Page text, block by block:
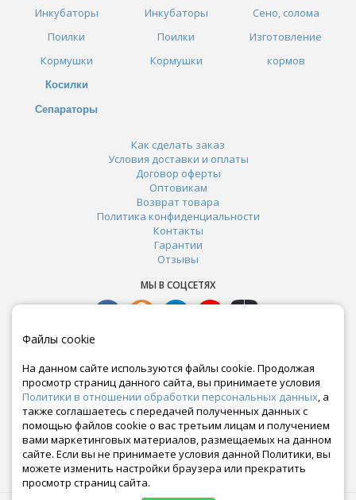
Инкубаторы
Поилки
Кормушки
Косилки
Сепараторы
Инкубаторы
Поилки
Кормушки
Сено, солома
Изготовление
кормов
Как сделать заказ
Условия доставки и оплаты
Договор оферты
Оптовикам
Возврат товара
Политика конфиденциальности
Контакты
Гарантии
Отзывы
МЫ В СОЦСЕТЯХ
Почта:
crazy-ferma@yandex.ru
Файлы cookie
На данном сайте используются файлы cookie. Продолжая
просмотр страниц данного сайта, вы принимаете условия
Политики в отношении обработки персональных данных, а
также соглашаетесь с передачей полученных данных с
помощью файлов cookie о вас третьим лицам и получением
вами маркетинговых материалов, размещаемых на данном
сайте. Если вы не принимаете условия данной Политики, вы
можете изменить настройки браузера или прекратить
просмотр страниц сайта.